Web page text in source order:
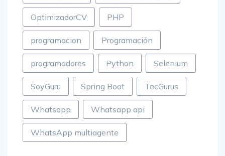
OptimizadorCV PHP
programacion Programación
programadores Python Selenium
SoyGuru Spring Boot TecGurus
Whatsapp Whatsapp api
WhatsApp multiagente